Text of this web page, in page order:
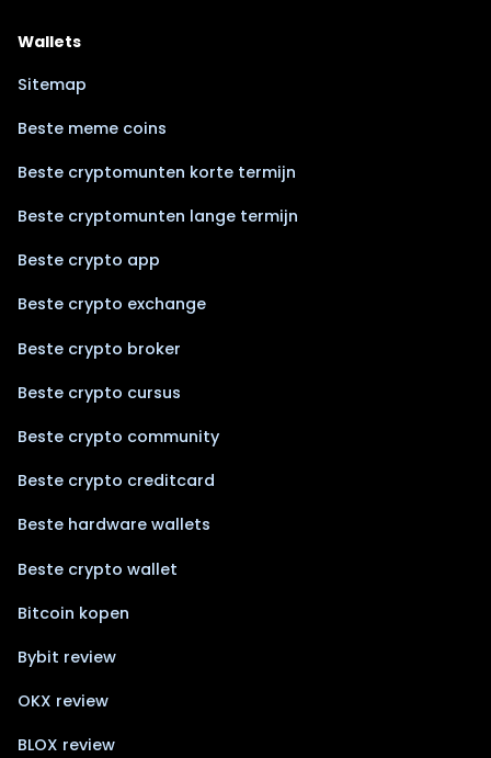
Wallets
Sitemap
Beste meme coins
Beste cryptomunten korte termijn
Beste cryptomunten lange termijn
Beste crypto app
Beste crypto exchange
Beste crypto broker
Beste crypto cursus
Beste crypto community
Beste crypto creditcard
Beste hardware wallets
Beste crypto wallet
Bitcoin kopen
Bybit review
OKX review
BLOX review